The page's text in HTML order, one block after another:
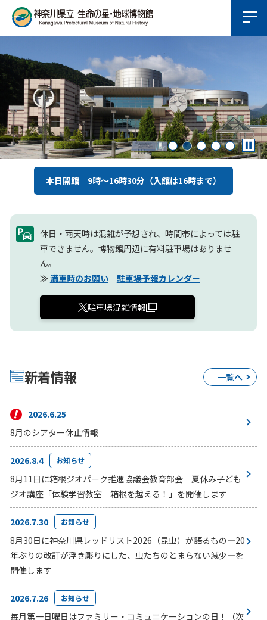
本日開館 9時～16時30分（入館は16時まで）
休日・雨天時は混雑が予想され、時間帯によっては駐
車できません。博物館周辺に有料駐車場はありませ
ん。
≫満車時のお願い 駐車場予報カレンダー
駐車場混雑情報
新着情報 一覧へ
2026.6.25
8月のシアター休止情報
2026.8.4 お知らせ
8月11日に箱根ジオパーク推進協議会教育部会 夏休み子ども
ジオ講座「体験学習教室 箱根を越える！」を開催します
2026.7.30 お知らせ
8月30日に神奈川県レッドリスト2026（昆虫）が語るもの―20
年ぶりの改訂が浮き彫りにした、虫たちのとまらない減少―を
開催します
2026.7.26 お知らせ
毎月第一日曜日はファミリー・コミュニケーションの日！（次